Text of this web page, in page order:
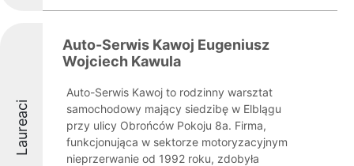
Laureaci
Auto-Serwis Kawoj Eugeniusz
Wojciech Kawula
Auto-Serwis Kawoj to rodzinny warsztat
samochodowy mający siedzibę w Elblągu
przy ulicy Obrońców Pokoju 8a. Firma,
funkcjonująca w sektorze motoryzacyjnym
nieprzerwanie od 1992 roku, zdobyła